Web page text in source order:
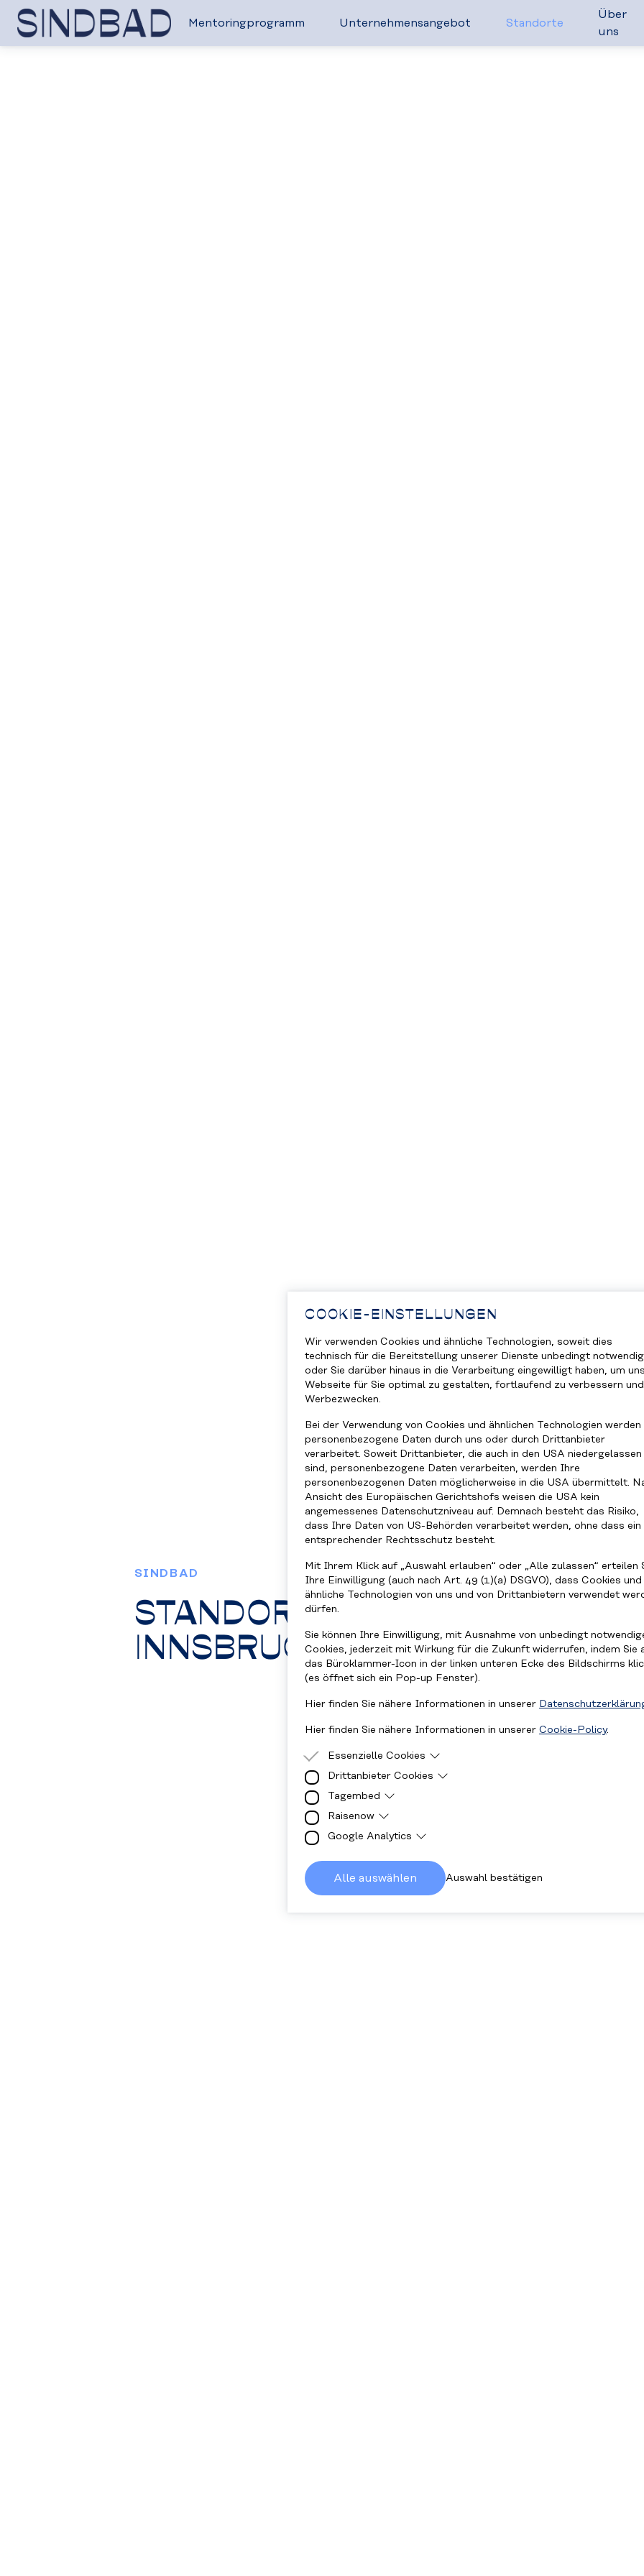
COOKIE-EINSTELLUNGEN
Wir verwenden Cookies und ähnliche Technologien, soweit dies
technisch für die Bereitstellung unserer Dienste unbedingt
oder Sie darüber hinaus in die Verarbeitung eingewilligt haben, um
Webseite für Sie optimal zu gestalten, fortlaufend zu verbessern
Werbezwecken.
Bei der Verwendung von Cookies und ähnlichen Technologien werden
personenbezogene Daten durch uns oder durch Drittanbieter
verarbeitet. Soweit Drittanbieter, die auch in den USA niedergelassen
sind, personenbezogene Daten verarbeiten, werden Ihre
personenbezogenen Daten möglicherweise in die USA übermittelt.
Ansicht des Europäischen Gerichtshofs weisen die USA kein
angemessenes Datenschutzniveau auf. Demnach besteht das Risiko,
dass Ihre Daten von US-Behörden verarbeitet werden, ohne dass ein
entsprechender Rechtsschutz besteht.
Mit Ihrem Klick auf „Auswahl erlauben“ oder „Alle zulassen“ erteilen
Ihre Einwilligung (auch nach Art. 49 (1)(a) DSGVO), dass Cookies und
ähnliche Technologien von uns und von Drittanbietern verwendet
dürfen.
Sie können Ihre Einwilligung, mit Ausnahme von unbedingt
Cookies, jederzeit mit Wirkung für die Zukunft widerrufen, indem Sie
das Büroklammer-Icon in der linken unteren Ecke des Bildschirms
(es öffnet sich ein Pop-up Fenster).
Hier finden Sie nähere Informationen in unserer
Hier finden Sie nähere Informationen in unserer Cookie-Policy.
Essenzielle Cookies
Essenzielle Cookies sind Cookies, welche für die
Funktion der Website benötigt werden.
Drittanbieter Cookies
Drittanbieter Cookies sind Cookies, die Drittanbieter-Software
setzt, um Funktionen wie Google Maps zu ermöglichen.
Tagembed
Diese Cookies sind für die Anzeige der Social-Media Walls
notwendig.
Raisenow
Cookies werden für die Anzeige des Spendenformulars
Google Analytics
unsere Website besuchen und wie sie sich darauf verhalten. Alle
gesammelten Daten sind anonym.
Alle auswählen Auswahl bestätigen
Mentoringprogramm Unternehmensangebot Standorte
Über
uns
SINDBAD
STANDORT
INNSBRUCK